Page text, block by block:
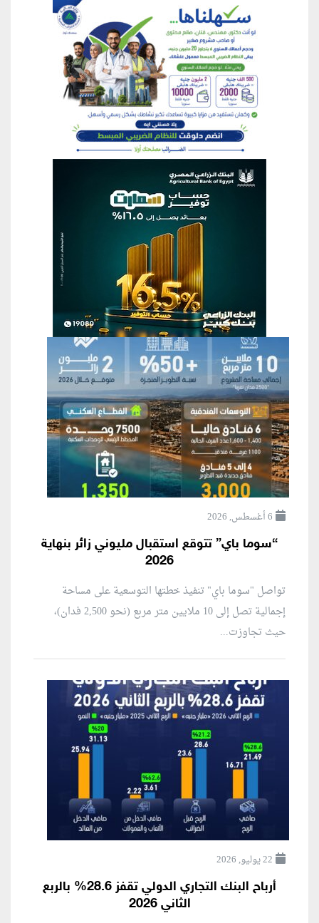
منطقة إعلانية
منطقة إعلانية
6 أغسطس, 2026
“سوما باي” تتوقع استقبال مليوني زائر بنهاية
2026
تواصل "سوما باي" تنفيذ خطتها التوسعية على مساحة
إجمالية تصل إلى 10 ملايين متر مربع (نحو 2,500 فدان)،
حيث تجاوزت...
22 يوليو, 2026
أرباح البنك التجاري الدولي تقفز 28.6% بالربع
الثاني 2026